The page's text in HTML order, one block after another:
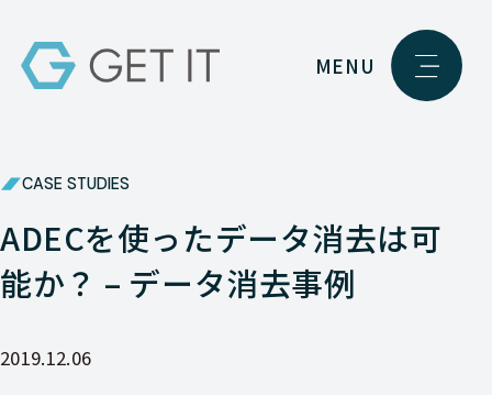
MENU
CASE STUDIES
ADECを使ったデータ消去は可
能か？ – データ消去事例
2019.12.06